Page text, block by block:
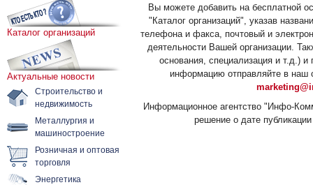
Каталог организаций
Актуальные новости
Строительство и
недвижимость
Металлургия и
машиностроение
Розничная и оптовая
торговля
Энергетика
Вы можете добавить на бесплатной
"Каталог организаций", указав
телефона и факса, почтовый и
деятельности Вашей организации.
основания, специализация и т.д.)
информацию отправляйте в наш
Информационное агентство "Инфо-
решение о дате